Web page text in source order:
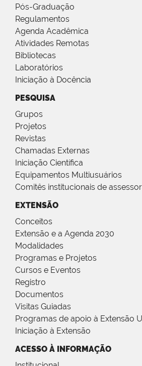
Pós-Graduação
Regulamentos
Agenda Acadêmica
Atividades Remotas
Bibliotecas
Laboratórios
Iniciação à Docência
PESQUISA
Grupos
Projetos
Revistas
Chamadas Externas
Iniciação Científica
Equipamentos Multiusuários
Comitês institucionais de
EXTENSÃO
Conceitos
Extensão e a Agenda 2030
Modalidades
Programas e Projetos
Cursos e Eventos
Registro
Documentos
Visitas Guiadas
Programas de apoio à Extensão
Iniciação à Extensão
ACESSO À INFORMAÇÃO